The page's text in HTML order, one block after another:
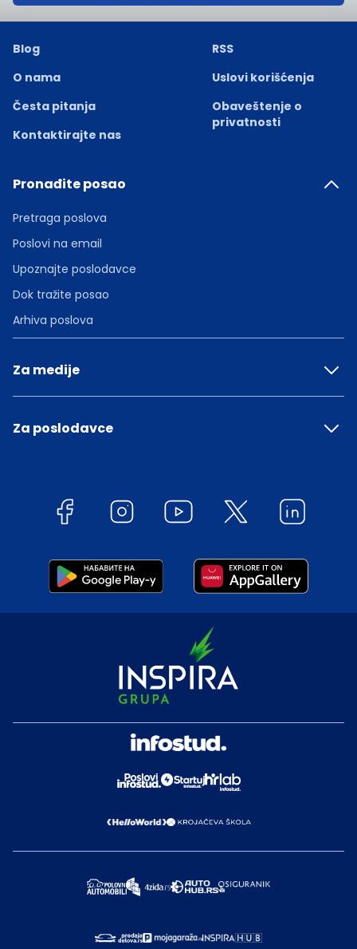
Blog
O nama
Česta pitanja
Kontaktirajte nas
RSS
Uslovi korišćenja
Obaveštenje o
privatnosti
Pronađite posao
Pretraga poslova
Poslovi na email
Upoznajte poslodavce
Dok tražite posao
Arhiva poslova
Za medije
Za poslodavce